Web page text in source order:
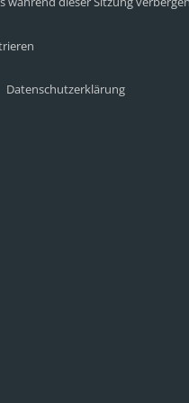
Datenschutzerklärung